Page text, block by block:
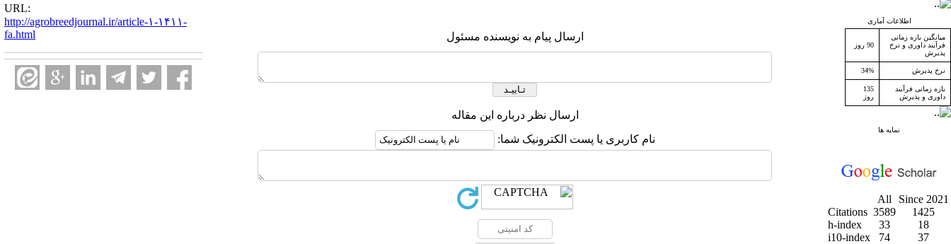
اطلاعات آماری
میانگین بازه زمانی
فرآیند داوری و نرخ
پذیرش
90 روز
نرخ پذیرش 34%
بازه زمانی فرآیند
داوری و پذیرش
135
روز
نمایه ها
All
Since 2021
Citations 3589
1425
h-index
33
18
i10-index
74 37
ارسال پیام به نویسنده مسئول
ارسال نظر درباره این مقاله
نام کاربری یا پست الکترونیک شما:
URL:
http://agrobreedjournal.ir/article-۱-۱۴۱۱-
fa.html